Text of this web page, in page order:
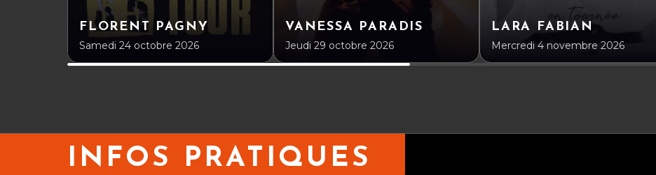
FLORENT PAGNY
Samedi 24 octobre 2026
VANESSA PARADIS
Jeudi 29 octobre 2026
LARA FABIAN
Mercredi 4 novembre 2026
INFOS PRATIQUES